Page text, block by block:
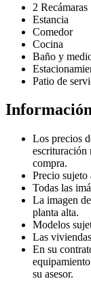
2 Recámaras
Estancia
Comedor
Cocina
Baño y
Patio de
Los precios
escrituración
compra.
Precio
Todas las
La imagen
planta alta.
Modelos
Las
En su
su asesor.